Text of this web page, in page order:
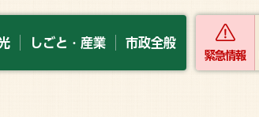
しごと・産業 市政全般
緊急情報